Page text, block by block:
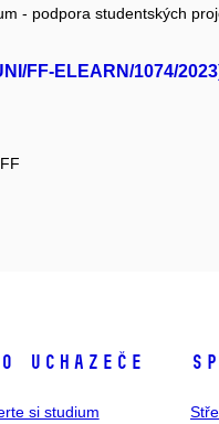
- podpora studentských
FF-ELEARN/1074/
uchazeče
si studium